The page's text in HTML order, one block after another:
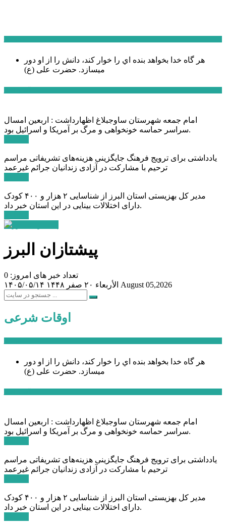
هر گاه خدا بخواهد بنده اي را خوار كند، دانش را از او دور
میسازد. حضرت علی (ع)
امام جمعه شهرستان ساوجبلاغ اظهارداشت : اربعین امسال
سراسر حماسه خونخواهی و مرگ بر آمریکا و اسرائیل بود.
یادداشتی برای ترویج فرهنگ جایگزینی هزینه‌های تشریفاتی مراسم
ترحیم با مشارکت در آزادی زندانیان جرائم غیرعمد
مدیر کل بهزیستی استان البرز از شناسایی ۲ هزار و ۴۰۰ کودک
دارای اختلالات بینایی در این استان خبر داد.
پیشتازان البرز
تعداد خبر های امروز: 0
۱۴۰۵/۰۵/۱۴
الأربعاء ۲۰ صفر ۱۴۴۸ August 05,2026
اوقات شرعی
هر گاه خدا بخواهد بنده اي را خوار كند، دانش را از او دور
میسازد. حضرت علی (ع)
امام جمعه شهرستان ساوجبلاغ اظهارداشت : اربعین امسال
سراسر حماسه خونخواهی و مرگ بر آمریکا و اسرائیل بود.
یادداشتی برای ترویج فرهنگ جایگزینی هزینه‌های تشریفاتی مراسم
ترحیم با مشارکت در آزادی زندانیان جرائم غیرعمد
مدیر کل بهزیستی استان البرز از شناسایی ۲ هزار و ۴۰۰ کودک
دارای اختلالات بینایی در این استان خبر داد.